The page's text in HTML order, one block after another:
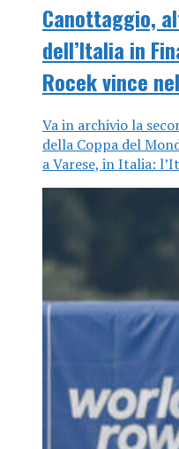
Canottaggio,
dell’Italia in
Rocek vince
Va in archivio la
della Coppa del
a Varese, in Italia: